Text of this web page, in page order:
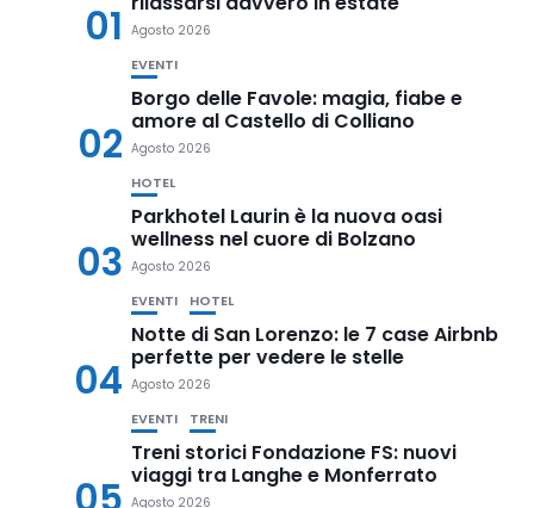
01 Agosto 2026
02
EVENTI
Borgo delle Favole: magia, fiabe e
amore al Castello di Colliano
Agosto 2026
03
HOTEL
Parkhotel Laurin è la nuova oasi
wellness nel cuore di Bolzano
Agosto 2026
04
EVENTI HOTEL
Notte di San Lorenzo: le 7 case Airbnb
perfette per vedere le stelle
Agosto 2026
EVENTI TRENI
Treni storici Fondazione FS: nuovi
viaggi tra Langhe e Monferrato
Agosto 2026